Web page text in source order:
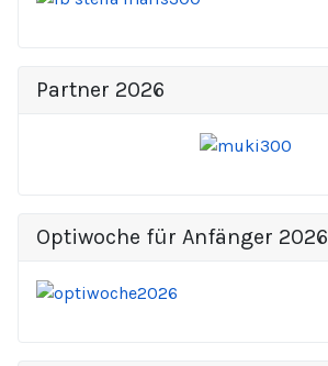
Partner 2026
Optiwoche für Anfänger 2026